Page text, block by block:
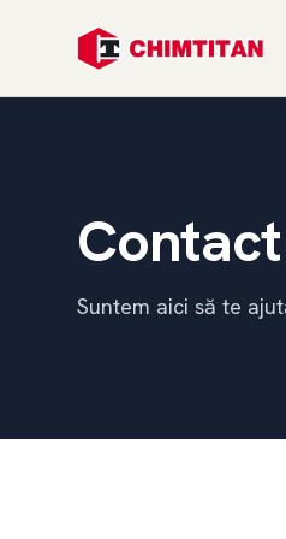
Contact
Suntem aici să te